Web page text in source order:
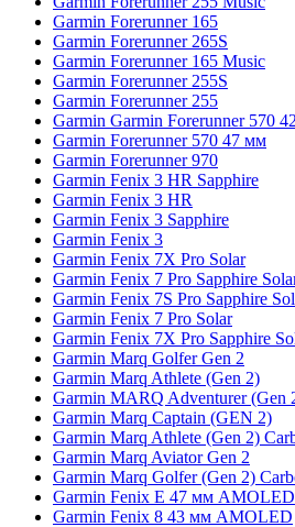
Garmin Forerunner 165
Garmin Forerunner 265S
Garmin Forerunner 165 Music
Garmin Forerunner 255S
Garmin Forerunner 255
Garmin Garmin Forerunner 570
Garmin Forerunner 570 47 мм
Garmin Forerunner 970
Garmin Fenix 3 HR Sapphire
Garmin Fenix 3 HR
Garmin Fenix 3 Sapphire
Garmin Fenix 3
Garmin Fenix 7X Pro Solar
Garmin Fenix 7 Pro Sapphire
Garmin Fenix 7S Pro Sapphire
Garmin Fenix 7 Pro Solar
Garmin Fenix 7X Pro Sapphire
Garmin Marq Golfer Gen 2
Garmin Marq Athlete (Gen 2)
Garmin MARQ Adventurer (Gen
Garmin Marq Captain (GEN 2)
Garmin Marq Athlete (Gen 2)
Garmin Marq Aviator Gen 2
Garmin Marq Golfer (Gen 2)
Garmin Fenix E 47 мм AMOLED
Garmin Fenix 8 43 мм AMOLED